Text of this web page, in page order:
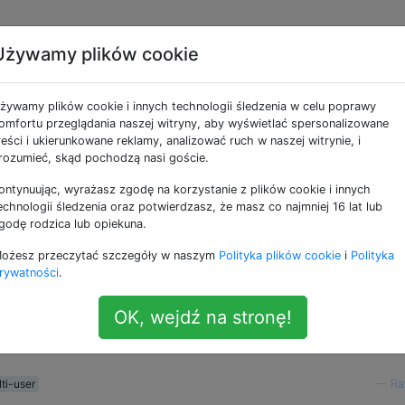
na tym
użytkownik” na Androidzie i sposób na zmianę?
Motorola Xoom i chciałbym podzielić się nim z żoną w
Windows zapewniamy szybkie przełączanie
zachować własne karty i loginy. Nie jestem
związanymi z przełączaniem użytkowników, więc
oddzielnych użytkowników, czy istnieje koncepcja
user
plików cookie
plików cookie i innych technologii śledzenia w celu poprawy
przeglądania naszej witryny, aby wyświetlać spersonalizowane
i ukierunkowane reklamy, analizować ruch w naszej witrynie, i
skąd pochodzą nasi goście.
wyrażasz zgodę na korzystanie z plików cookie i innych
śledzenia oraz potwierdzasz, że masz co najmniej 16 lat lub
rodzica lub opiekuna.
przeczytać szczegóły w naszym Polityka plików cookie i Polityka
.
OK, wejdź na stronę!